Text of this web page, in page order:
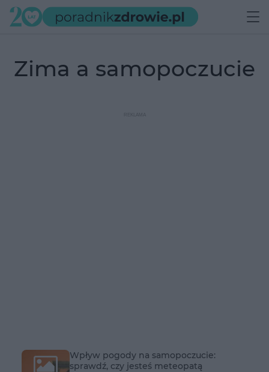
zima a samopoczucie
Wpływ pogody na samopoczucie:
sprawdź, czy jesteś meteopatą